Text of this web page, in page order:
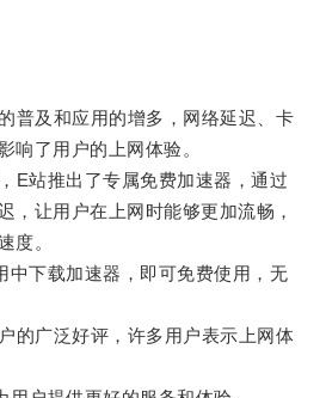
及和应用的增多，网络延迟、卡
响了用户的上网体验。
站推出了专属免费加速器，通过
，让用户在上网时能够更加流畅，
度。
下载加速器，即可免费使用，无
广泛好评，许多用户表示上网体